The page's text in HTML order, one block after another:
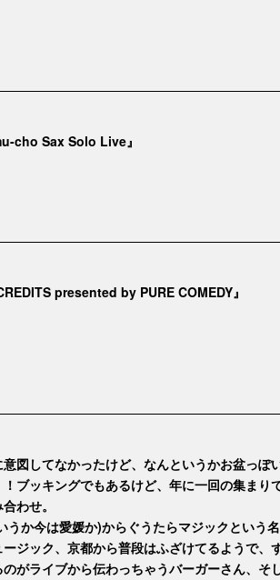
cho Sax Solo Live』
presented by PURE COMEDY』
意図してなかったけど、なんというかお盆っぽ
ブッキングでもあるけど、年に一回の集まり
わせ。
うか今は愛媛か)からぐうたらマジックという
ージック、京都から普段はふざけてるようで、
がライブから伝わっちゃうバーガーさん、そ